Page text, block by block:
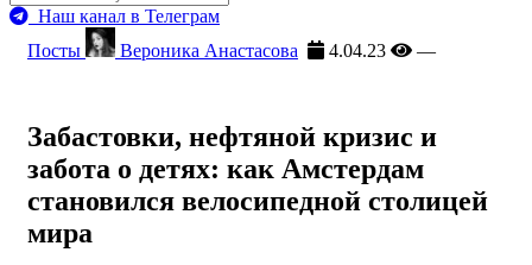
Наш канал в Телеграм
Посты
Вероника Анастасова 4.04.23 —
Забастовки, нефтяной кризис и
забота о детях: как Амстердам
становился велосипедной столицей
мира